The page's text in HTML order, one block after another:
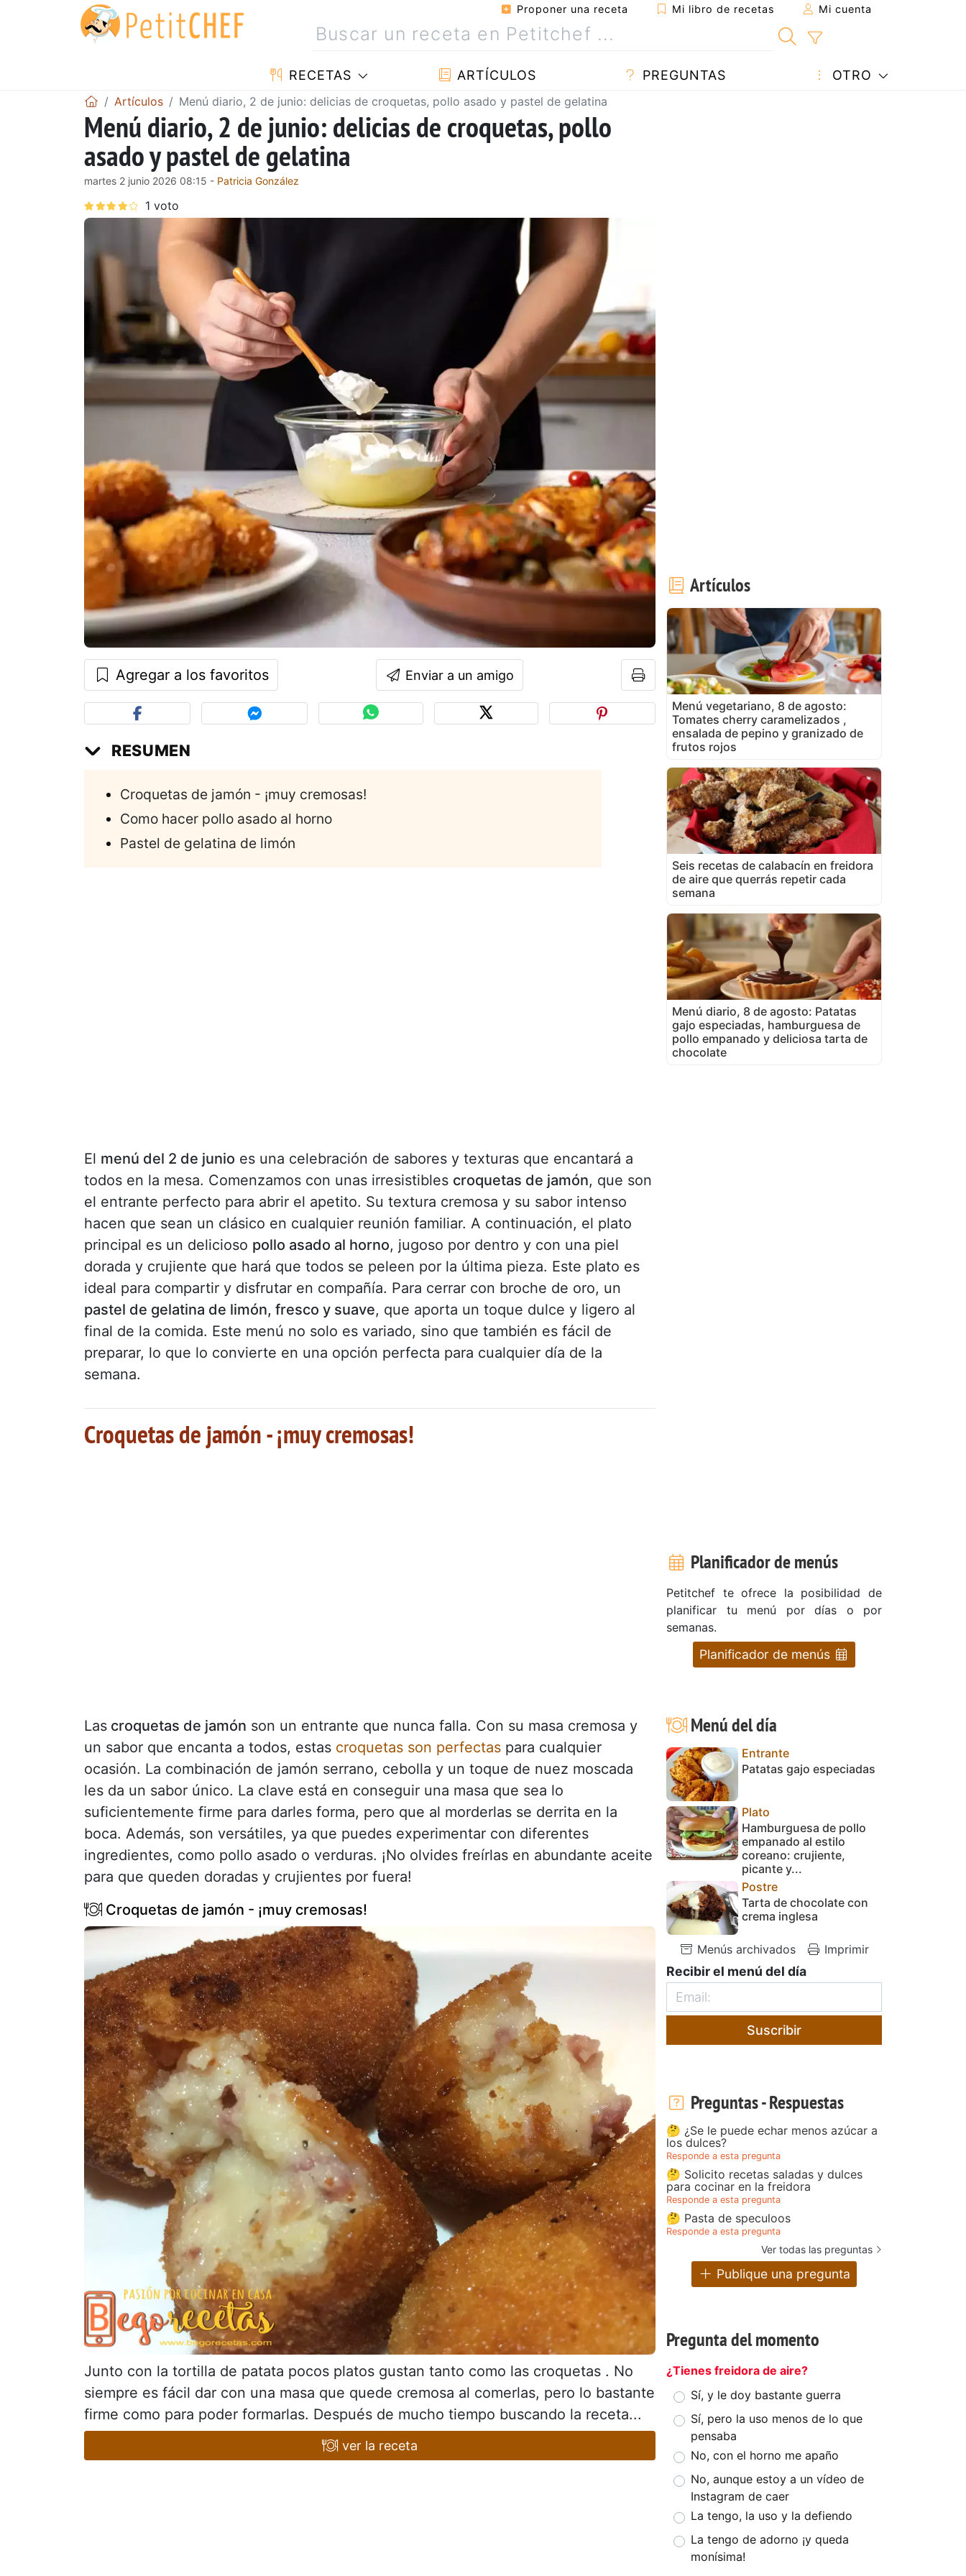
Proponer una receta Mi libro de recetas Mi cuenta
RECETAS ARTÍCULOS PREGUNTAS OTRO
Artículos Menú diario, 2 de junio: delicias de croquetas, pollo asado y pastel de gelatina
Menú diario, 2 de junio: delicias de croquetas, pollo
asado y pastel de gelatina
martes 2 junio 2026 08:15 - Patricia González
Agregar a los favoritos Enviar a un amigo
RESUMEN
Croquetas de jamón - ¡muy cremosas!
Como hacer pollo asado al horno
Pastel de gelatina de limón
El menú del 2 de junio es una celebración de sabores y texturas que encantará a
todos en la mesa. Comenzamos con unas irresistibles croquetas de jamón, que son
el entrante perfecto para abrir el apetito. Su textura cremosa y su sabor intenso
hacen que sean un clásico en cualquier reunión familiar. A continuación, el plato
principal es un delicioso pollo asado al horno, jugoso por dentro y con una piel
dorada y crujiente que hará que todos se peleen por la última pieza. Este plato es
ideal para compartir y disfrutar en compañía. Para cerrar con broche de oro, un
pastel de gelatina de limón, fresco y suave, que aporta un toque dulce y ligero al
final de la comida. Este menú no solo es variado, sino que también es fácil de
preparar, lo que lo convierte en una opción perfecta para cualquier día de la
semana.
Croquetas de jamón - ¡muy cremosas!
Las croquetas de jamón son un entrante que nunca falla. Con su masa cremosa y
un sabor que encanta a todos, estas croquetas son perfectas para cualquier
ocasión. La combinación de jamón serrano, cebolla y un toque de nuez moscada
les da un sabor único. La clave está en conseguir una masa que sea lo
suficientemente firme para darles forma, pero que al morderlas se derrita en la
boca. Además, son versátiles, ya que puedes experimentar con diferentes
ingredientes, como pollo asado o verduras. ¡No olvides freírlas en abundante aceite
para que queden doradas y crujientes por fuera!
Croquetas de jamón - ¡muy cremosas!
Junto con la tortilla de patata pocos platos gustan tanto como las croquetas . No
siempre es fácil dar con una masa que quede cremosa al comerlas, pero lo bastante
firme como para poder formarlas. Después de mucho tiempo buscando la receta...
ver la receta
Artículos
Menú vegetariano, 8 de agosto:
Tomates cherry caramelizados ,
ensalada de pepino y granizado de
frutos rojos
Seis recetas de calabacín en freidora
de aire que querrás repetir cada
semana
Menú diario, 8 de agosto: Patatas
gajo especiadas, hamburguesa de
pollo empanado y deliciosa tarta de
chocolate
Planificador de menús
Petitchef te ofrece la posibilidad de
planificar tu menú por días o por
semanas.
Planificador de menús
Menú del día
Entrante
Patatas gajo especiadas
Plato
Hamburguesa de pollo
empanado al estilo
coreano: crujiente,
picante y...
Postre
Tarta de chocolate con
crema inglesa
Menús archivados Imprimir
Recibir el menú del día
Suscribir
Preguntas - Respuestas
🤔 ¿Se le puede echar menos azúcar a
los dulces?
Responde a esta pregunta
🤔 Solicito recetas saladas y dulces
para cocinar en la freidora
Responde a esta pregunta
🤔 Pasta de speculoos
Responde a esta pregunta
Ver todas las preguntas
Publique una pregunta
Pregunta del momento
¿Tienes freidora de aire?
Sí, y le doy bastante guerra
Sí, pero la uso menos de lo que
pensaba
No, con el horno me apaño
No, aunque estoy a un vídeo de
Instagram de caer
La tengo, la uso y la defiendo
La tengo de adorno ¡y queda
monísima!